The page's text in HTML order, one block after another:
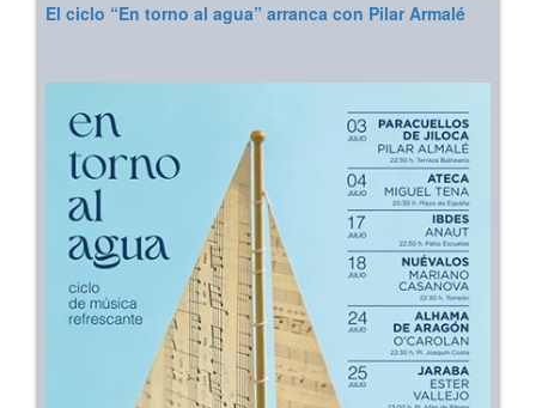
El ciclo “En torno al agua” arranca con Pilar Armalé